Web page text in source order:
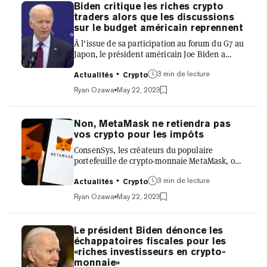
société a déclaré que la crypto-monnaie «ne
peut réussir qu'avec un régime réglementaire
clair qui offre un chemin ouvert aux start-ups
tout en protégeant les con...
Biden critique les riches crypto
traders alors que les discussions
sur le budget américain reprennent
À l'issue de sa participation au forum du G7 au
Japon, le président américain Joe Biden a
traders de crypto» comme bénéficiaires
indignes des législateurs républicains avec
lesquels son administration négocie un
nouveau budget - sans lequel le gouvernement
américain pourrait potentiellement faire
défaut sur ses paiements de dette le 1er juin.
Le G7 est un forum politique
intergouvernemental dans lequel le Canada, la
France, l'Allemagne, l'Italie, l...
Actualités Crypto
3 min de lecture
Ryan Ozawa May 22, 2023
Non, MetaMask ne retiendra pas
vos crypto pour les impôts
ConsenSys, les créateurs du populaire
portefeuille de crypto-monnaie MetaMask, ont
informations inexactes sur les conditions
d'utilisation de ConsenSys», affirmant que
«MetaMask ne collecte pas de taxes sur les
transactions de crypto-monnaie et nous
n'avons apporté aucune modification à nos
conditions pour le faire». «La section fiscale de
nos conditions d'utilisation relève de la
section 'frais et paiement', et elle concerne
Actualités Crypto
3 min de lecture
Ryan Ozawa May 22, 2023
Le président Biden dénonce les
échappatoires fiscales pour les
«riches investisseurs en crypto-
monnaie»